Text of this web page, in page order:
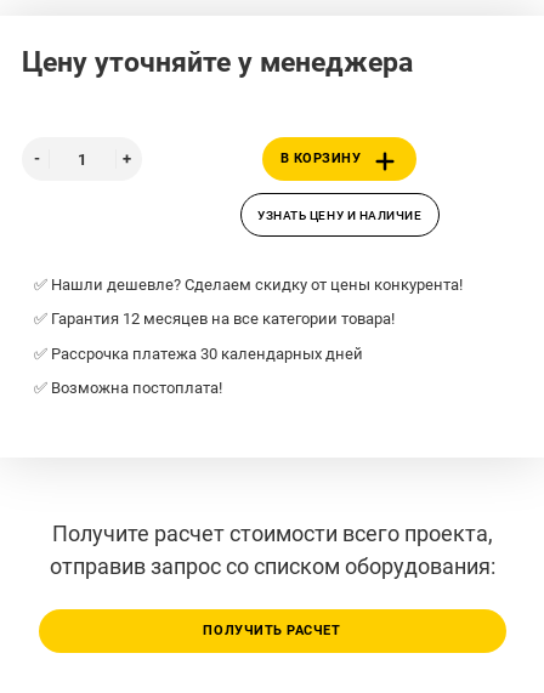
Цену уточняйте у менеджера
В КОРЗИНУ
УЗНАТЬ ЦЕНУ И НАЛИЧИЕ
✅ Нашли дешевле? Сделаем скидку от цены конкурента!
✅ Гарантия 12 месяцев на все категории товара!
✅ Рассрочка платежа 30 календарных дней
✅ Возможна постоплата!
Получите расчет стоимости всего проекта,
отправив запрос со списком оборудования:
ПОЛУЧИТЬ РАСЧЕТ